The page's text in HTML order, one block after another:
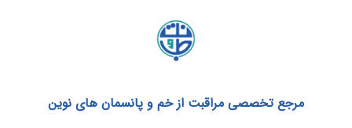
مرجع تخصصی مراقبت از خم و پانسمان های نوین